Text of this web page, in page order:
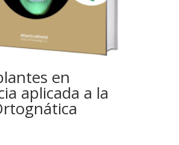
en
aplicada a la